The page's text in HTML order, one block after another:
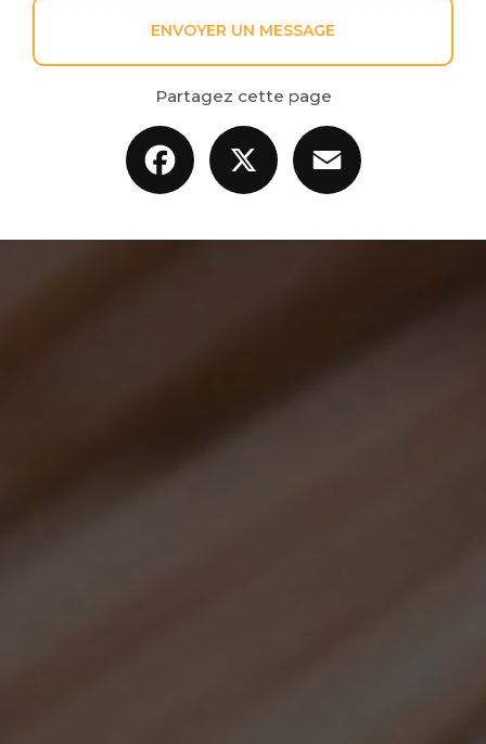
ENVOYER UN MESSAGE
Partagez cette page
Facebook